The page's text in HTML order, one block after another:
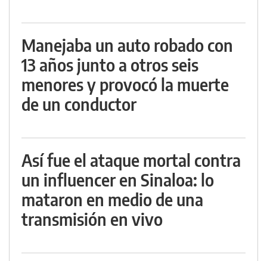
Manejaba un auto robado con
13 años junto a otros seis
menores y provocó la muerte
de un conductor
Así fue el ataque mortal contra
un influencer en Sinaloa: lo
mataron en medio de una
transmisión en vivo